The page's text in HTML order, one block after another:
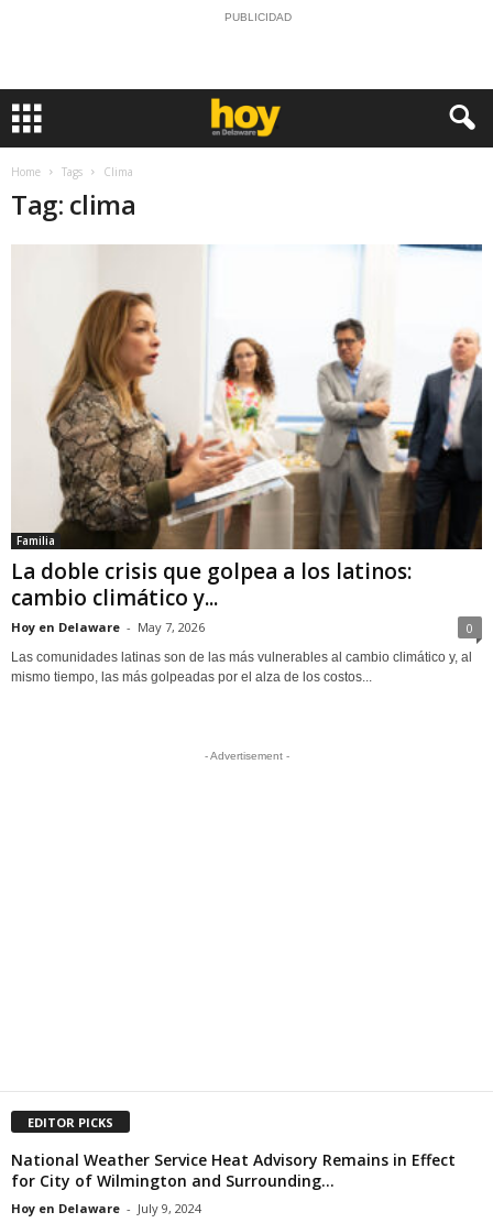
PUBLICIDAD
Home Tags Clima
Tag: clima
Familia
La doble crisis que golpea a los latinos:
cambio climático y...
Hoy en Delaware - May 7, 2026 0
Las comunidades latinas son de las más vulnerables al cambio climático y, al
mismo tiempo, las más golpeadas por el alza de los costos...
- Advertisement -
EDITOR PICKS
National Weather Service Heat Advisory Remains in Effect
for City of Wilmington and Surrounding...
Hoy en Delaware - July 9, 2024